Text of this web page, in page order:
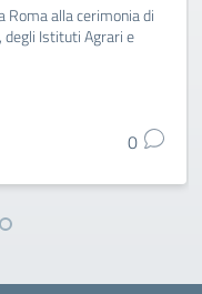
Roma alla cerimonia di
degli Istituti Agrari e
0